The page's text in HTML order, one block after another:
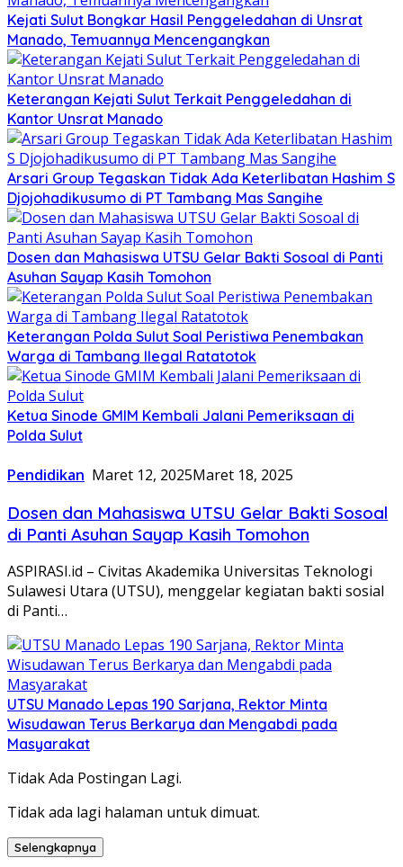
Kejati Sulut Bongkar Hasil Penggeledahan di Unsrat
Manado, Temuannya Mencengangkan
Keterangan Kejati Sulut Terkait Penggeledahan di
Kantor Unsrat Manado
Arsari Group Tegaskan Tidak Ada Keterlibatan Hashim S
Djojohadikusumo di PT Tambang Mas Sangihe
Dosen dan Mahasiswa UTSU Gelar Bakti Sosoal di Panti
Asuhan Sayap Kasih Tomohon
Keterangan Polda Sulut Soal Peristiwa Penembakan
Warga di Tambang Ilegal Ratatotok
Ketua Sinode GMIM Kembali Jalani Pemeriksaan di
Polda Sulut
Pendidikan Maret 12, 2025Maret 18, 2025
Dosen dan Mahasiswa UTSU Gelar Bakti Sosoal
di Panti Asuhan Sayap Kasih Tomohon
ASPIRASI.id – Civitas Akademika Universitas Teknologi
Sulawesi Utara (UTSU), menggelar kegiatan bakti sosial
di Panti…
UTSU Manado Lepas 190 Sarjana, Rektor Minta
Wisudawan Terus Berkarya dan Mengabdi pada
Masyarakat
Tidak Ada Postingan Lagi.
Tidak ada lagi halaman untuk dimuat.
Selengkapnya